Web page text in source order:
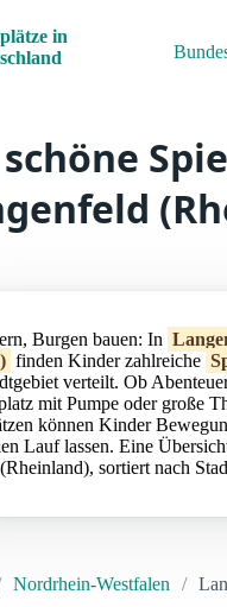
in
Burgen bauen: In
finden Kinder zahlreiche
verteilt. Ob
mit Pumpe oder große
können Kinder
Lauf lassen. Eine
sortiert nach
Nordrhein-Westfalen